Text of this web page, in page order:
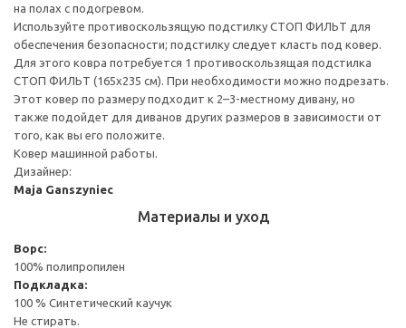
на полах с подогревом.
Используйте противоскользящую подстилку СТОП ФИЛЬТ для
обеспечения безопасности; подстилку следует класть под ковер.
Для этого ковра потребуется 1 противоскользящая подстилка
СТОП ФИЛЬТ (165x235 см). При необходимости можно подрезать.
Этот ковер по размеру подходит к 2–3-местному дивану, но
также подойдет для диванов других размеров в зависимости от
того, как вы его положите.
Ковер машинной работы.
Дизайнер:
Maja Ganszyniec
Материалы и уход
Ворс:
100% полипропилен
Подкладка:
100 % Синтетический каучук
Не стирать.